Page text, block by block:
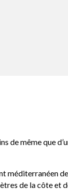
de même que
méditerranéen
de la côte et